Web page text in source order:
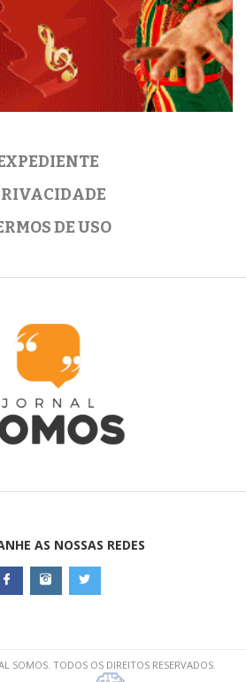
DE USO
AS NOSSAS REDES
SOMOS. TODOS OS DIREITOS RESERVADOS.